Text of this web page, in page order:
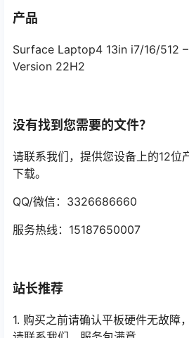
产品
Surface Laptop4 13in i7/16/512
Version 22H2
没有找到您需要的文件？
请联系我们，提供您设备上的12位
下载。
QQ/微信：3326686660
服务热线：15187650007
站长推荐
1. 购买之前请确认平板硬件无故障